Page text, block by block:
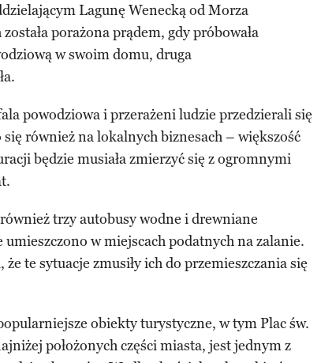
Lagunę Wenecką od Morza
porażona prądem, gdy próbowała
w swoim domu, druga
powodziowa i przerażeni ludzie przedzierali się
się również na lokalnych biznesach – większość
będzie musiała zmierzyć się z ogromnymi
trzy autobusy wodne i drewniane
w miejscach podatnych na zalanie.
te sytuacje zmusiły ich do przemieszczania się
obiekty turystyczne, w tym Plac św.
położonych części miasta, jest jednym z